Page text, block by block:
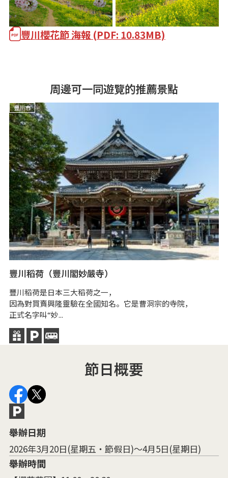
豐川櫻花節 海報 (PDF: 10.83MB)
周邊可一同遊覽的推薦景點
豐川市
豐川稻荷（豐川閣妙嚴寺）
豐川稻荷是日本三大稻荷之一，
因為對買賣興隆靈驗在全國知名。它是曹洞宗的寺院，
正式名字叫“妙...
節日概要
舉辦日期
2026年3月20日(星期五・節假日)～4月5日(星期日)
舉辦時間